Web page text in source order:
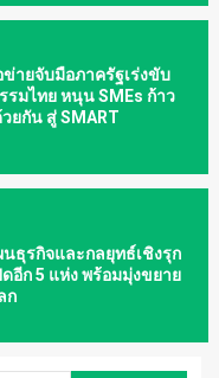
ข่ายจับมือภาครัฐเร่งขับ
รมไทย หนุน SMEs ก้าว
ยกัน สู่ SMART
นธุรกิจและกลยุทธ์เชิงรุก
อีก 5 แห่ง พร้อมมุ่งขยาย
ก